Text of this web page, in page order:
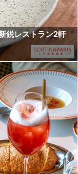
鋭レストラン2軒